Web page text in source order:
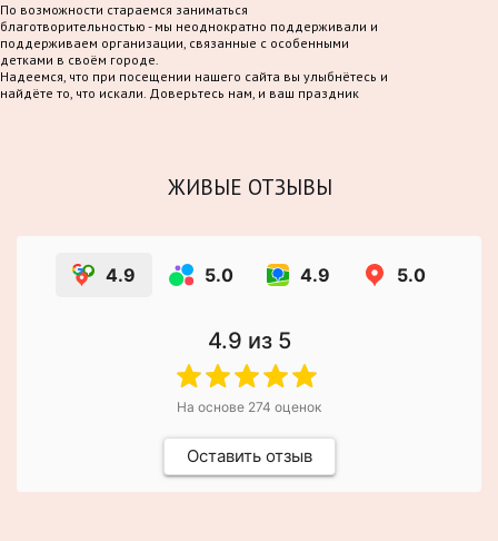
По возможности стараемся заниматься
благотворительностью - мы неоднократно поддерживали и
поддерживаем организации, связанные с особенными
детками в своём городе.
Надеемся, что при посещении нашего сайта вы улыбнётесь и
найдёте то, что искали. Доверьтесь нам, и ваш праздник
ЖИВЫЕ ОТЗЫВЫ
4.9 5.0 4.9 5.0
4.9 из 5
На основе 274 оценок
Оставить отзыв